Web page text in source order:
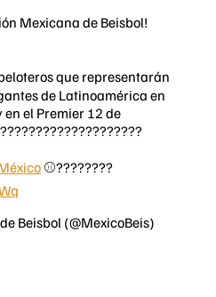
Mexicana de Beisbol!
que representarán
de Latinoamérica en
en el Premier 12 de
⚾????????
Beisbol (@MexicoBeis)